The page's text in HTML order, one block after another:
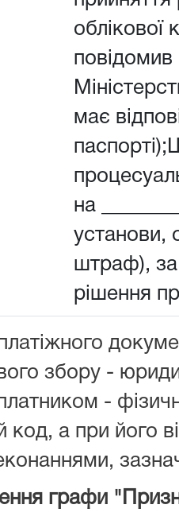
облікової
повідомив
має
на
установи,
штраф),
рішення
збору -
-
код, а при його
графи